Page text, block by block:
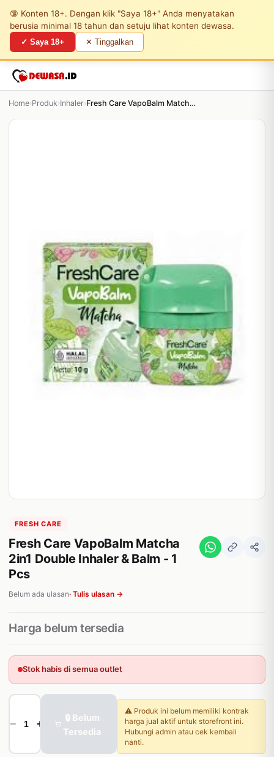
🔞 Konten 18+. Dengan klik "Saya 18+" Anda menyatakan
berusia minimal 18 tahun dan setuju lihat konten dewasa.
✓ Saya 18+ ✕ Tinggalkan
Home›Produk›Inhaler› Fresh Care VapoBalm Matcha 2in1 Double Inhaler & B...
FRESH CARE
Fresh Care VapoBalm Matcha
2in1 Double Inhaler & Balm - 1
Pcs
Belum ada ulasan· Tulis ulasan →
Harga belum tersedia
Stok habis di semua outlet
− +
🔒 Belum
Tersedia
⚠️ Produk ini belum memiliki kontrak
harga jual aktif untuk storefront ini.
Hubungi admin atau cek kembali
nanti.